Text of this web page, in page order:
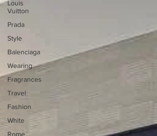
Louis
Vuitton
Prada
Style
Balenciaga
Wearing
Fragrances
Travel
Fashion
White
Rome